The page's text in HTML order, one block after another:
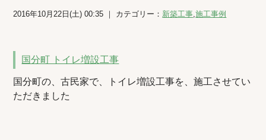
2016年10月22日(土) 00:35 ｜ カテゴリー： 新築工事,施工事例
国分町 トイレ増設工事
国分町の、古民家で、トイレ増設工事を、施工させてい
ただきました